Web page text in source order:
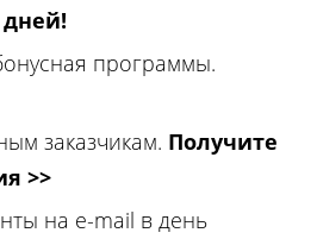
дней!
программы.
заказчикам. Получите
>>
на e-mail в день